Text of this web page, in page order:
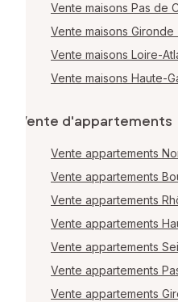
Vente maisons Pas de
Vente maisons Gironde
Vente maisons Loire-
Vente maisons Haute-
Vente d'appartements
Vente appartements
Vente appartements
Vente appartements
Vente appartements
Vente appartements
Vente appartements
Vente appartements